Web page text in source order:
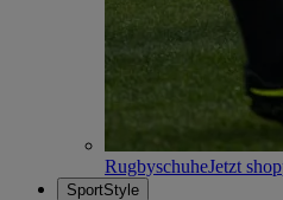
RugbyschuheJetzt
SportStyle